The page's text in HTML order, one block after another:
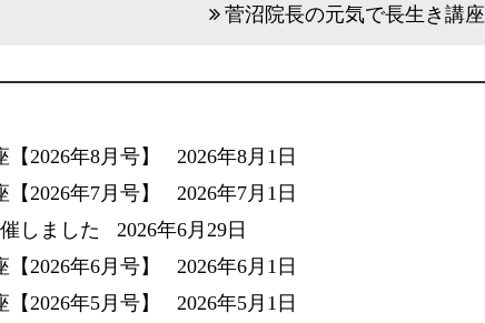
菅沼院長の元気で長生き講座
2026年8月号】
2026年8月1日
2026年7月号】
2026年7月1日
しました
2026年6月29日
2026年6月号】
2026年6月1日
2026年5月号】
2026年5月1日